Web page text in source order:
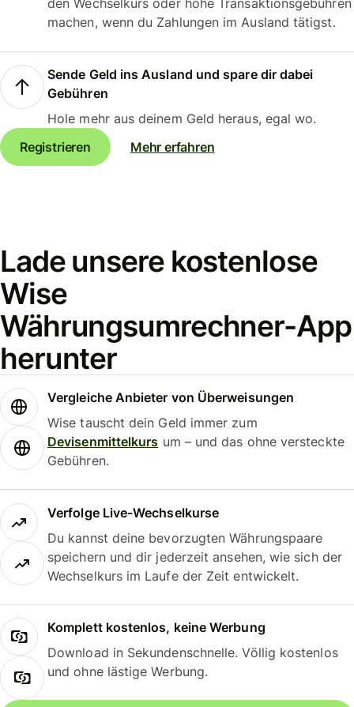
den Wechselkurs oder hohe Transaktionsgebühren
machen, wenn du Zahlungen im Ausland tätigst.
Sende Geld ins Ausland und spare dir dabei
Gebühren
Hole mehr aus deinem Geld heraus, egal wo.
Registrieren
Mehr erfahren
Lade unsere kostenlose
Wise
Währungsumrechner-App
herunter
Vergleiche Anbieter von Überweisungen
Wise tauscht dein Geld immer zum
Devisenmittelkurs um – und das ohne versteckte
Gebühren.
Verfolge Live-Wechselkurse
Du kannst deine bevorzugten Währungspaare
speichern und dir jederzeit ansehen, wie sich der
Wechselkurs im Laufe der Zeit entwickelt.
Komplett kostenlos, keine Werbung
Download in Sekundenschnelle. Völlig kostenlos
und ohne lästige Werbung.